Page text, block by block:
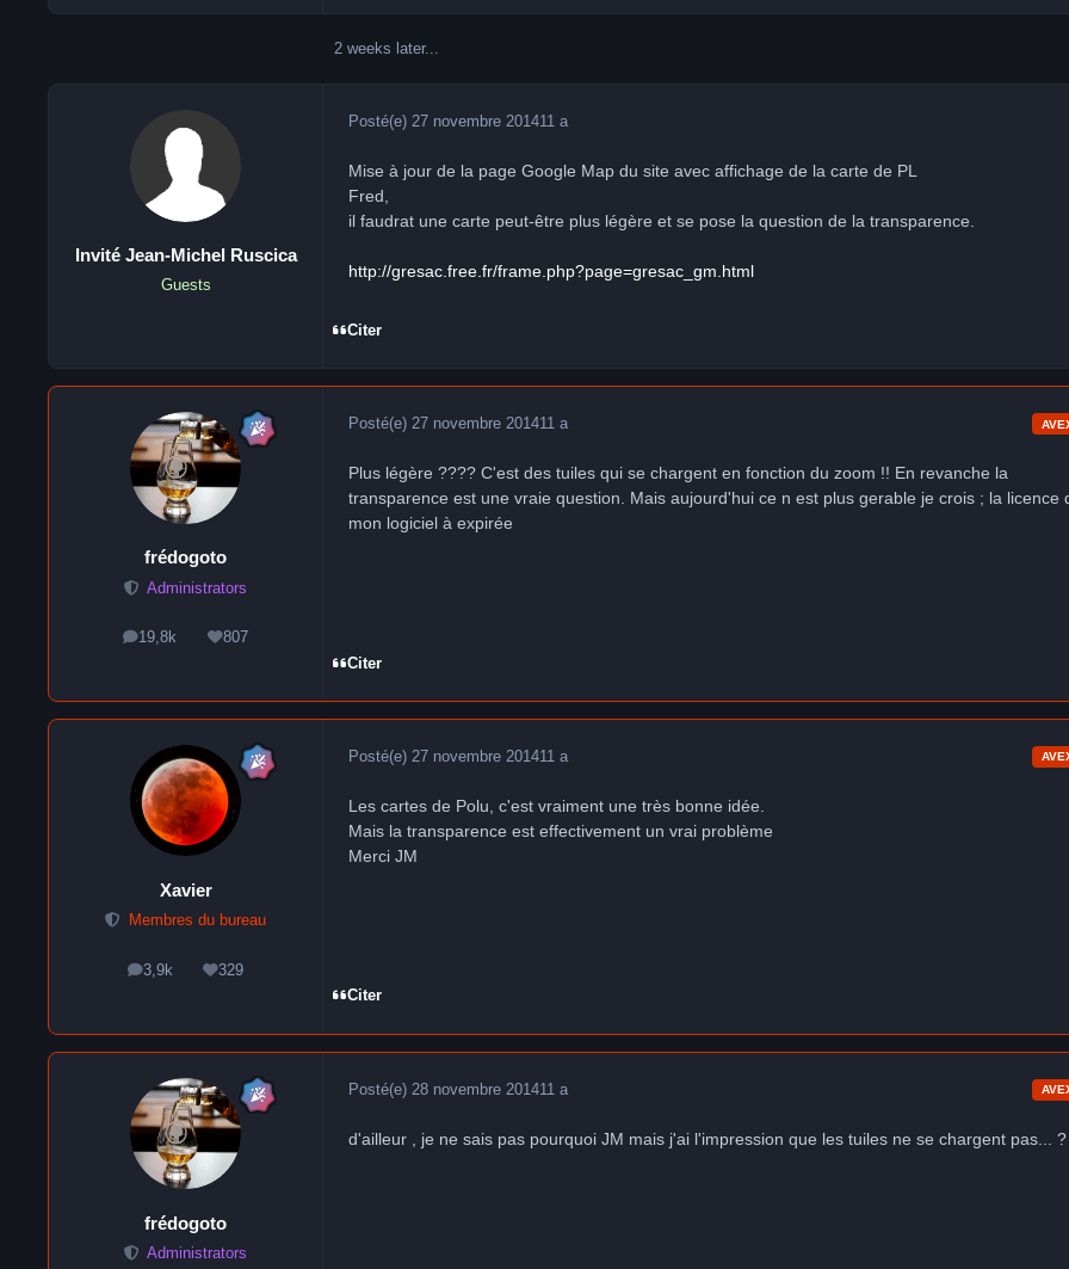
2 weeks later...
Invité Jean-Michel Ruscica
Guests
Posté(e) 27 novembre 201411 a
Mise à jour de la page Google Map du site avec affichage de la carte de PL
Fred,
il faudrat une carte peut-être plus légère et se pose la question de la transparence.
http://gresac.free.fr/frame.php?page=gresac_gm.html
Citer
frédogoto
Administrators
19,8k
messages807
Réputation
Posté(e) 27 novembre 201411 a
Plus légère ???? C'est des tuiles qui se chargent en fonction du zoom !! En revanche la
transparence est une vraie question. Mais aujourd'hui ce n est plus gerable je crois ; la licence
mon logiciel à expirée
Citer
Xavier
Membres du bureau
3,9k
messages329
Réputation
Posté(e) 27 novembre 201411 a
Les cartes de Polu, c'est vraiment une très bonne idée.
Mais la transparence est effectivement un vrai problème
Merci JM
Citer
frédogoto
Administrators
Posté(e) 28 novembre 201411 a
d'ailleur , je ne sais pas pourquoi JM mais j'ai l'impression que les tuiles ne se chargent pas... ?